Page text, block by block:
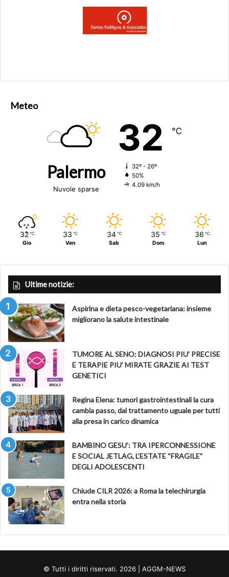
Meteo
Palermo
Nuvole sparse
32 ℃
32º - 26º
50%
4.09 km/h
32 ℃
Gio
33 ℃
Ven
34 ℃
Sab
35 ℃
Dom
36 ℃
Lun
Ultime notizie:
Aspirina e dieta pesco-vegetariana: insieme
migliorano la salute intestinale
TUMORE AL SENO: DIAGNOSI PIU’ PRECISE
E TERAPIE PIU’ MIRATE GRAZIE AI TEST
GENETICI
Regina Elena: tumori gastrointestinali la cura
cambia passo, dal trattamento uguale per tutti
alla presa in carico dinamica
BAMBINO GESU’: TRA IPERCONNESSIONE
E SOCIAL JETLAG, L’ESTATE “FRAGILE”
DEGLI ADOLESCENTI
Chiude CILR 2026: a Roma la telechirurgia
entra nella storia
© Tutti i diritti riservati. 2026 | AGGM-NEWS